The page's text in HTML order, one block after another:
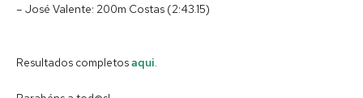
– José Valente: 200m Costas (2:43.15)
Resultados completosaqui.